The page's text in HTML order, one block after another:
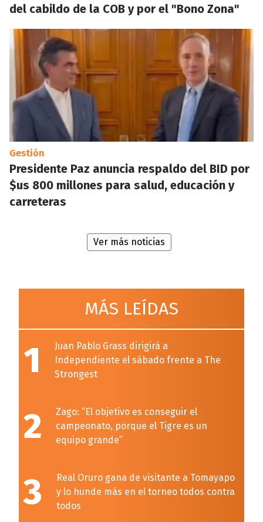
del cabildo de la COB y por el "Bono Zona"
Gestión
Presidente Paz anuncia respaldo del BID por
$us 800 millones para salud, educación y
carreteras
Ver más noticias
MÁS LEÍDAS
1
Juan Pablo Grass dirigirá a
Independiente el sábado frente a The
Strongest
2
Zago: “El objetivo es conseguir el
campeonato, porque el Tigre es un
equipo grande”
3
Real Oruro gana de visitante a Tomayapo
y lo hunde más en el torneo todos contra
todos